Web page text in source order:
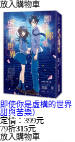
放入購物車
即使你是虛構的世
甜與苦樂）
定價：399元
79折315元
放入購物車